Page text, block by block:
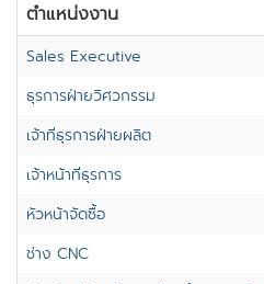
ตำแหน่งงาน
Sales Executive
ธุรการฝ่ายวิศวกรรม
เจ้าที่ธุรการฝ่ายผลิต
เจ้าหน้าที่ธุรการ
หัวหน้าจัดซื้อ
ช่าง CNC